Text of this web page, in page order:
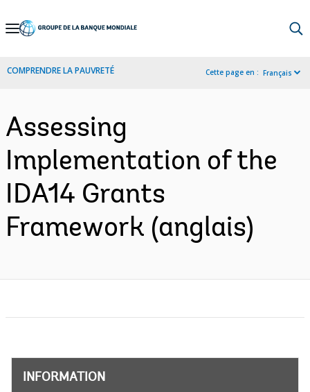
Skip
Navigation
COMPRENDRE LA PAUVRETÉ Cette page en : Français
Assessing
Implementation of the
IDA14 Grants
Framework (anglais)
INFORMATION